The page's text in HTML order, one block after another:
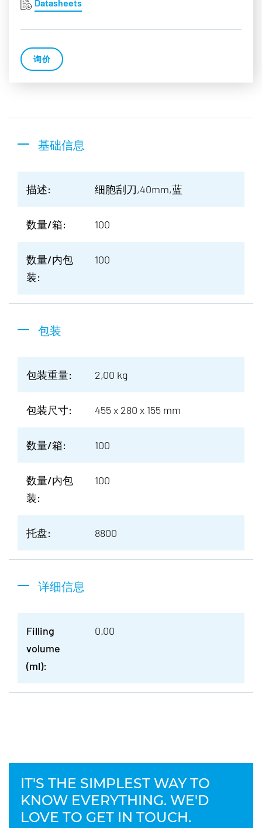
Datasheets
询价
基础信息
描述: 细胞刮刀,40mm,蓝
数量/箱: 100
数量/内包
装:
100
包装
包装重量: 2,00 kg
包装尺寸: 455 x 280 x 155 mm
数量/箱: 100
数量/内包
装:
100
托盘: 8800
详细信息
Filling
volume
(ml):
0.00
IT'S THE SIMPLEST WAY TO
KNOW EVERYTHING. WE'D
LOVE TO GET IN TOUCH.